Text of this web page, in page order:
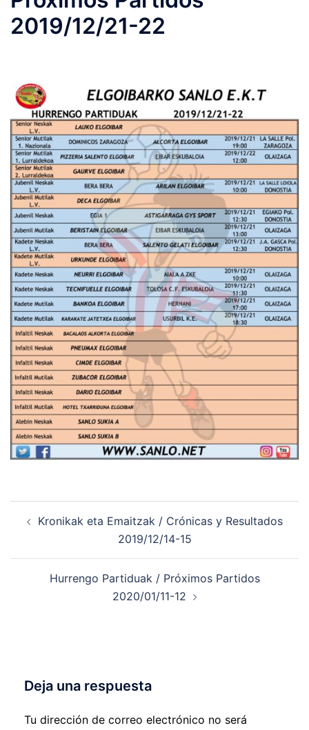
2019/12/21-22
de
Kronikak eta Emaitzak / Crónicas y Resultados
2019/12/14-15
Hurrengo Partiduak / Próximos Partidos
2020/01/11-12
Deja una respuesta
Tu dirección de correo electrónico no será